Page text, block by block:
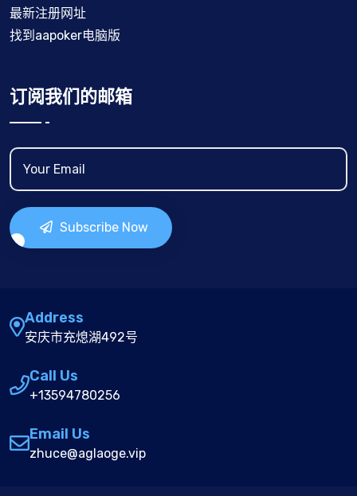
最新注册网址
找到aapoker电脑版
订阅我们的邮箱
Subscribe Now
Address
安庆市充熄湖492号
Call Us
+13594780256
Email Us
zhuce@aglaoge.vip